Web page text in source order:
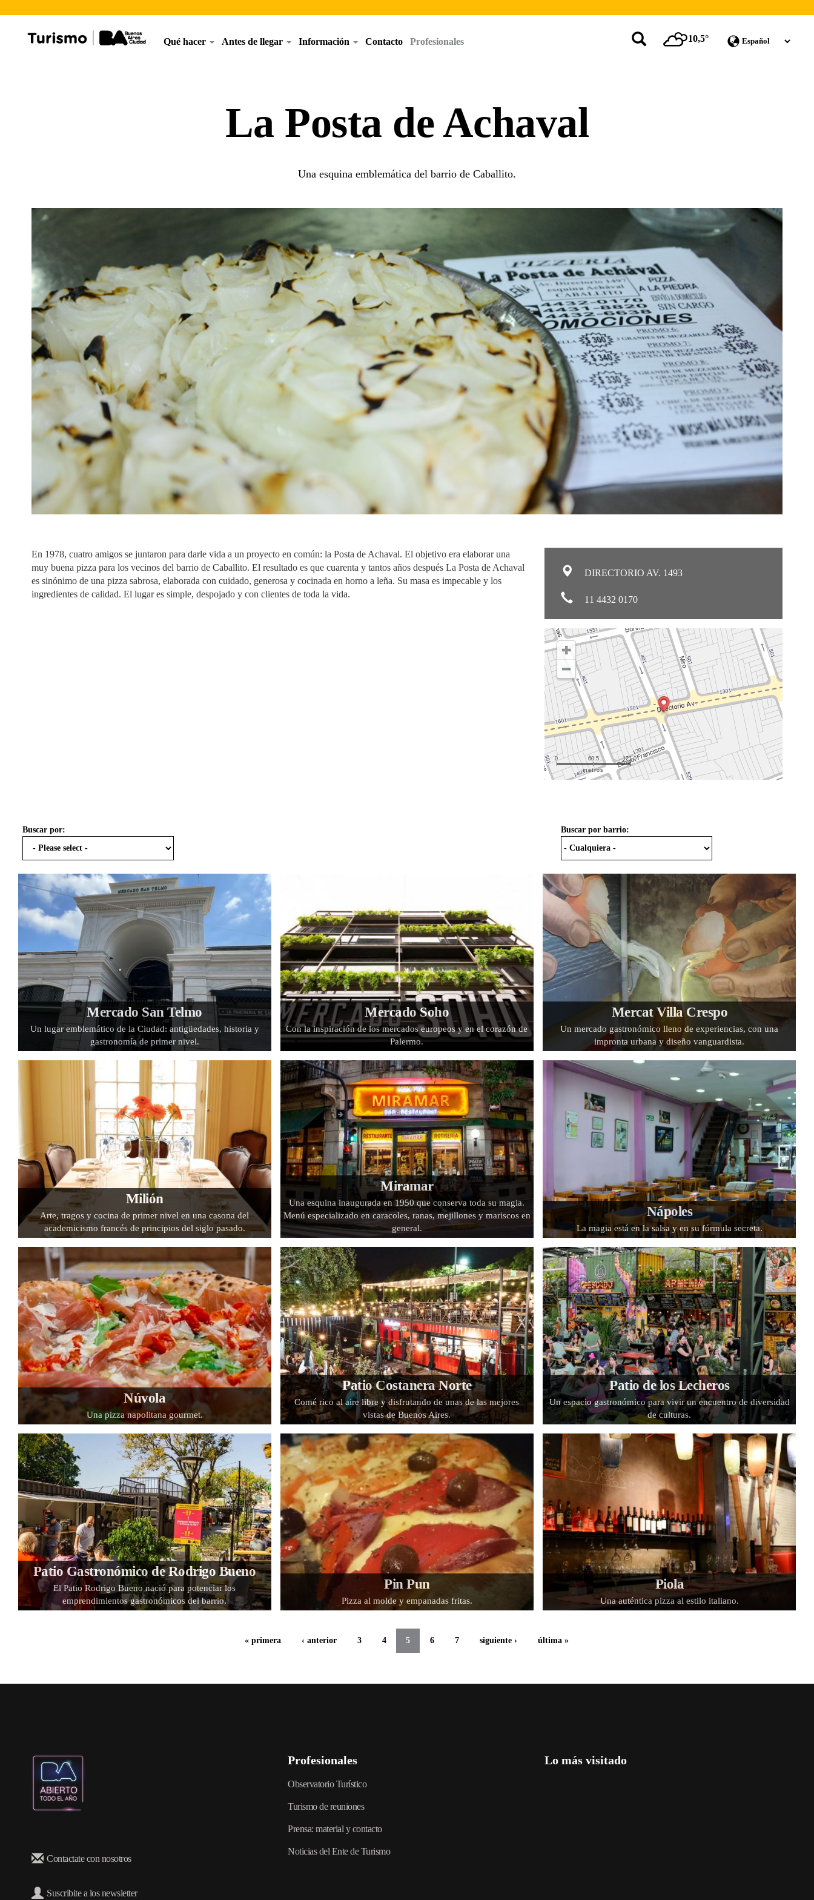
Qué hacer Antes de llegar Información Contacto Profesionales 10,5°
La Posta de Achaval
Una esquina emblemática del barrio de Caballito.
En 1978, cuatro amigos se juntaron para darle vida a un proyecto en común: la Posta de Achaval. El objetivo era elaborar una
muy buena pizza para los vecinos del barrio de Caballito. El resultado es que cuarenta y tantos años después La Posta de Achaval
es sinónimo de una pizza sabrosa, elaborada con cuidado, generosa y cocinada en horno a leña. Su masa es impecable y los
ingredientes de calidad. El lugar es simple, despojado y con clientes de toda la vida.
DIRECTORIO AV. 1493
11 4432 0170
metros
0 60.5 121.0
Buscar por barrio:
Buscar por:
Mercado San Telmo
Un lugar emblemático de la Ciudad: antigüedades, historia y
gastronomía de primer nivel.
Mercado Soho
Con la inspiración de los mercados europeos y en el corazón de
Palermo.
Mercat Villa Crespo
Un mercado gastronómico lleno de experiencias, con una
impronta urbana y diseño vanguardista.
Milión
Arte, tragos y cocina de primer nivel en una casona del
academicismo francés de principios del siglo pasado.
Miramar
Una esquina inaugurada en 1950 que conserva toda su magia.
Menú especializado en caracoles, ranas, mejillones y mariscos en
general.
Nápoles
La magia está en la salsa y en su fórmula secreta.
Núvola
Una pizza napolitana gourmet.
Patio Costanera Norte
Comé rico al aire libre y disfrutando de unas de las mejores
vistas de Buenos Aires.
Patio de los Lecheros
Un espacio gastronómico para vivir un encuentro de diversidad
de culturas.
Patio Gastronómico de Rodrigo Bueno
El Patio Rodrigo Bueno nació para potenciar los
emprendimientos gastronómicos del barrio.
Pin Pun
Pizza al molde y empanadas fritas.
Piola
Una auténtica pizza al estilo italiano.
« primera ‹ anterior 3 4 5 6 7 siguiente › última »
Contactate con nosotros
Suscribite a los newsletter
Profesionales
Observatorio Turístico
Turismo de reuniones
Prensa: material y contacto
Noticias del Ente de Turismo
Lo más visitado